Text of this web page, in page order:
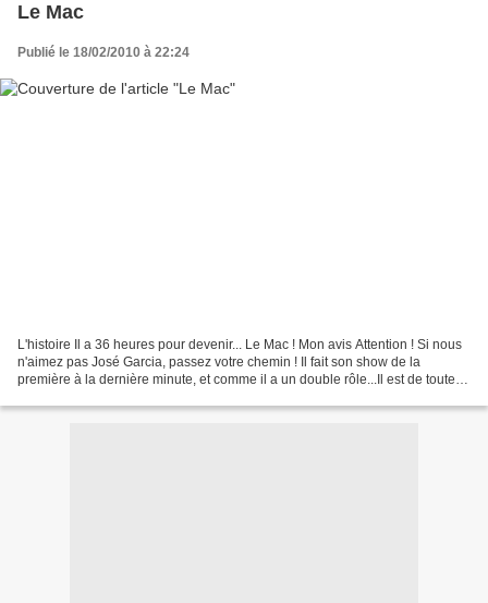
Le Mac
Publié le 18/02/2010 à 22:24
L'histoire Il a 36 heures pour devenir... Le Mac ! Mon avis Attention ! Si nous
n'aimez pas José Garcia, passez votre chemin ! Il fait son show de la
première à la dernière minute, et comme il a un double rôle...Il est de toute